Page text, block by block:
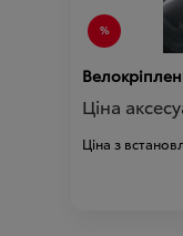
Ціна
Ціна з